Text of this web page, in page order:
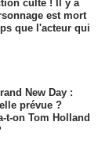
culte ! Il y a
est mort
que l'acteur qui
New Day :
prévue ?
t-on Tom Holland